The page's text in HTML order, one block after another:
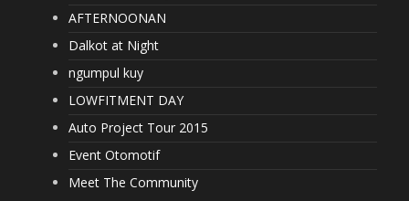
AFTERNOONAN
Dalkot at Night
ngumpul kuy
LOWFITMENT DAY
Auto Project Tour 2015
Event Otomotif
Meet The Community